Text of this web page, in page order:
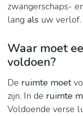
zwangerschaps-
lang als uw verlof.
Waar moet
voldoen?
De ruimte moet
zijn. In de ruimte
Voldoende verse